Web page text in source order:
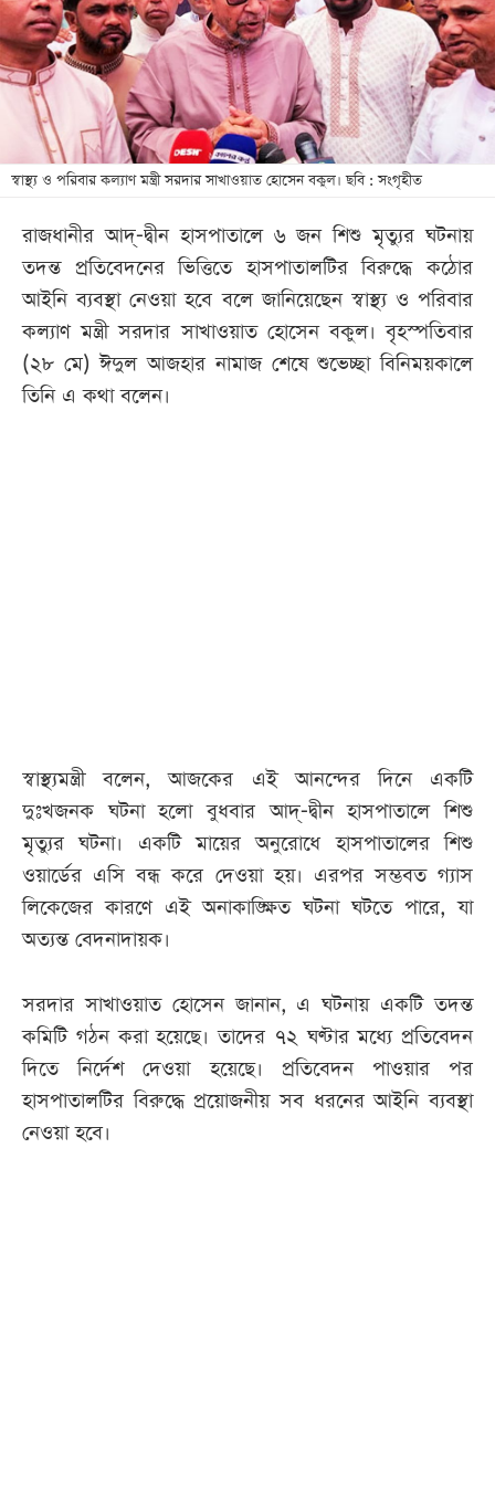
খেলা
বিনোদন
লাইফ
স্টাইল
শিক্ষা
বিভাগ
স্বাস্থ্য ও পরিবার কল্যাণ মন্ত্রী সরদার সাখাওয়াত হোসেন বকুল। ছবি : সংগৃহীত
রাজধানীর আদ্‌-দ্বীন হাসপাতালে ৬ জন শিশু মৃত্যুর ঘটনায়
তদন্ত প্রতিবেদনের ভিত্তিতে হাসপাতালটির বিরুদ্ধে কঠোর
আইনি ব্যবস্থা নেওয়া হবে বলে জানিয়েছেন স্বাস্থ্য ও পরিবার
কল্যাণ মন্ত্রী সরদার সাখাওয়াত হোসেন বকুল। বৃহস্পতিবার
(২৮ মে) ঈদুল আজহার নামাজ শেষে শুভেচ্ছা বিনিময়কালে
তিনি এ কথা বলেন।
স্বাস্থ্যমন্ত্রী বলেন, আজকের এই আনন্দের দিনে একটি
দুঃখজনক ঘটনা হলো বুধবার আদ্‌-দ্বীন হাসপাতালে শিশু
মৃত্যুর ঘটনা। একটি মায়ের অনুরোধে হাসপাতালের শিশু
ওয়ার্ডের এসি বন্ধ করে দেওয়া হয়। এরপর সম্ভবত গ্যাস
লিকেজের কারণে এই অনাকাঙ্ক্ষিত ঘটনা ঘটতে পারে, যা
অত্যন্ত বেদনাদায়ক।
সরদার সাখাওয়াত হোসেন জানান, এ ঘটনায় একটি তদন্ত
কমিটি গঠন করা হয়েছে। তাদের ৭২ ঘণ্টার মধ্যে প্রতিবেদন
দিতে নির্দেশ দেওয়া হয়েছে। প্রতিবেদন পাওয়ার পর
হাসপাতালটির বিরুদ্ধে প্রয়োজনীয় সব ধরনের আইনি ব্যবস্থা
নেওয়া হবে।